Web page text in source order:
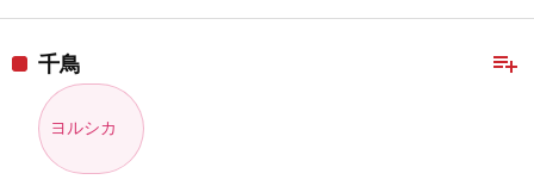
playlist_add
千鳥
ヨルシカ